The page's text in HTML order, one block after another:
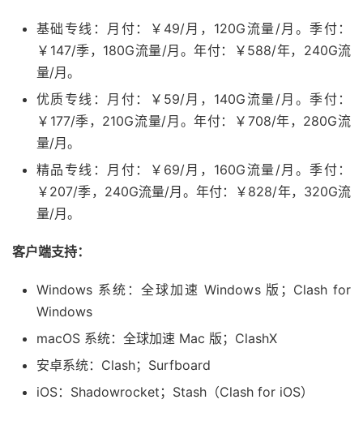
基础专线：月付：￥49/月，120G流量/月。季付：
￥147/季，180G流量/月。年付：￥588/年，240G流
量/月。
优质专线：月付：￥59/月，140G流量/月。季付：
￥177/季，210G流量/月。年付：￥708/年，280G流
量/月。
精品专线：月付：￥69/月，160G流量/月。季付：
￥207/季，240G流量/月。年付：￥828/年，320G流
量/月。
客户端支持：
Windows 系统：全球加速 Windows 版；Clash for
Windows
macOS 系统：全球加速 Mac 版；ClashX
安卓系统：Clash；Surfboard
iOS：Shadowrocket；Stash（Clash for iOS）